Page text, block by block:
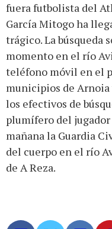
fuera futbolista del
García Mitogo ha
trágico. La búsqueda
momento en el río
teléfono móvil en el
municipios de Arnoia
los efectivos de
plumífero del
mañana la Guardia
del cuerpo en el río
de A Reza.